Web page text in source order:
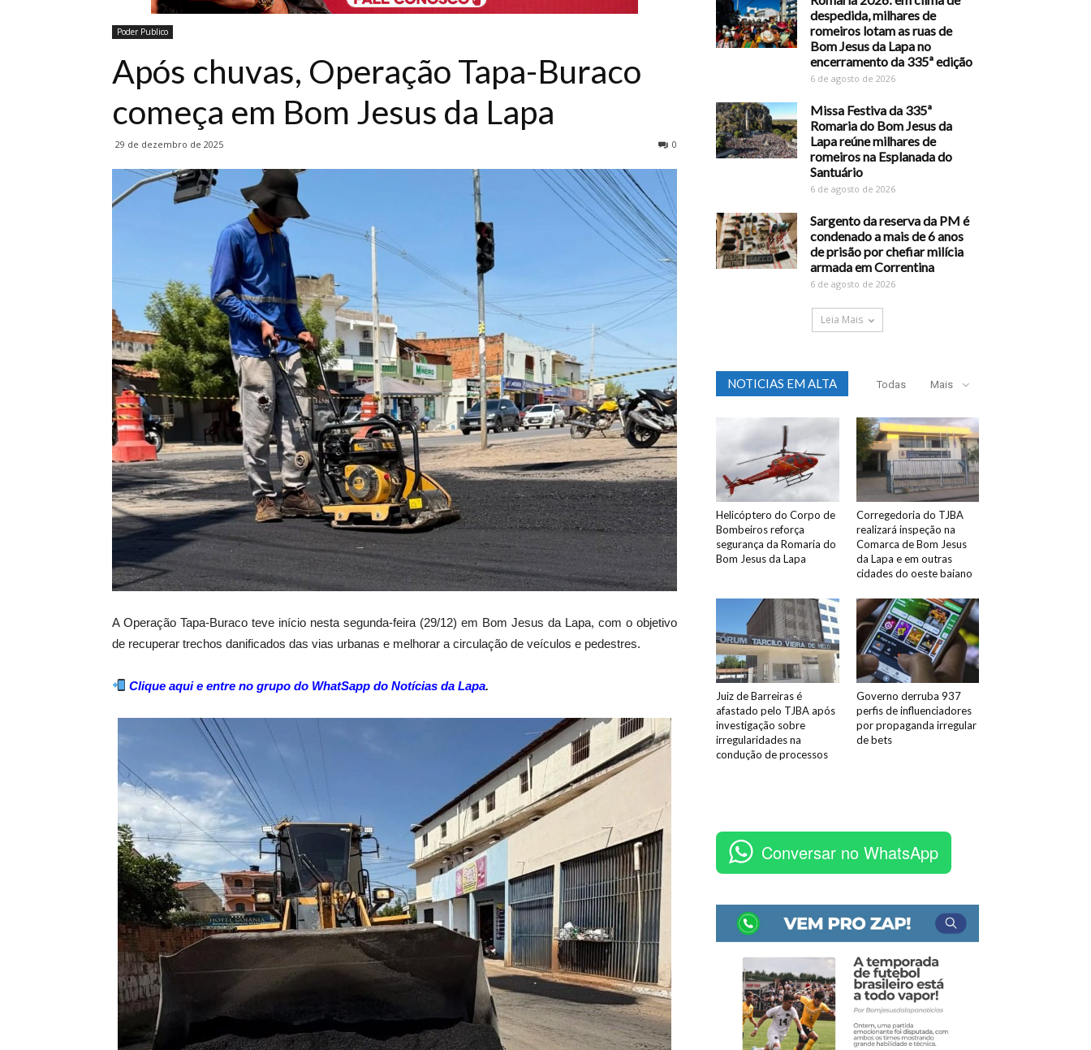
Poder Publico
Após chuvas, Operação Tapa-Buraco
começa em Bom Jesus da Lapa
29 de dezembro de 2025 0
A Operação Tapa-Buraco teve início nesta segunda-feira (29/12) em Bom Jesus da Lapa, com o objetivo
de recuperar trechos danificados das vias urbanas e melhorar a circulação de veículos e pedestres.
Clique aqui e entre no grupo do WhatSapp do Notícias da Lapa.
despedida, milhares de
romeiros lotam as ruas de
Bom Jesus da Lapa no
encerramento da 335ª edição
6 de agosto de 2026
Missa Festiva da 335ª
Romaria do Bom Jesus da
Lapa reúne milhares de
romeiros na Esplanada do
Santuário
6 de agosto de 2026
Sargento da reserva da PM é
condenado a mais de 6 anos
de prisão por chefiar milícia
armada em Correntina
6 de agosto de 2026
Leia Mais
NOTICIAS EM ALTA Todas Mais
Helicóptero do Corpo de
Bombeiros reforça
segurança da Romaria do
Bom Jesus da Lapa
Corregedoria do TJBA
realizará inspeção na
Comarca de Bom Jesus
da Lapa e em outras
cidades do oeste baiano
Juiz de Barreiras é
afastado pelo TJBA após
investigação sobre
irregularidades na
condução de processos
Governo derruba 937
perfis de influenciadores
por propaganda irregular
de bets
Conversar no WhatsApp